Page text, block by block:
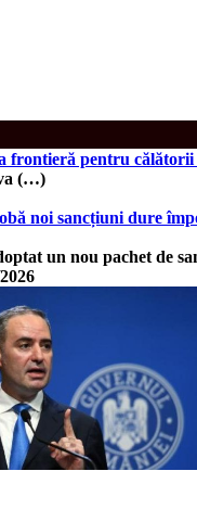
frontieră pentru
(…)
noi sancțiuni dure
un nou pachet de